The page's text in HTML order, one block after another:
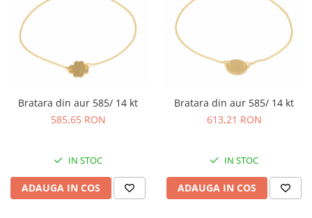
Bratara din aur 585/ 14 kt
585,65 RON
IN STOC
ADAUGA IN COS
Bratara din aur 585/ 14 kt
613,21 RON
IN STOC
ADAUGA IN COS